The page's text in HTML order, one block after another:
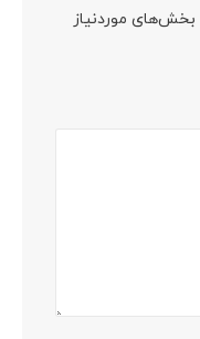
بخش‌های موردنیاز